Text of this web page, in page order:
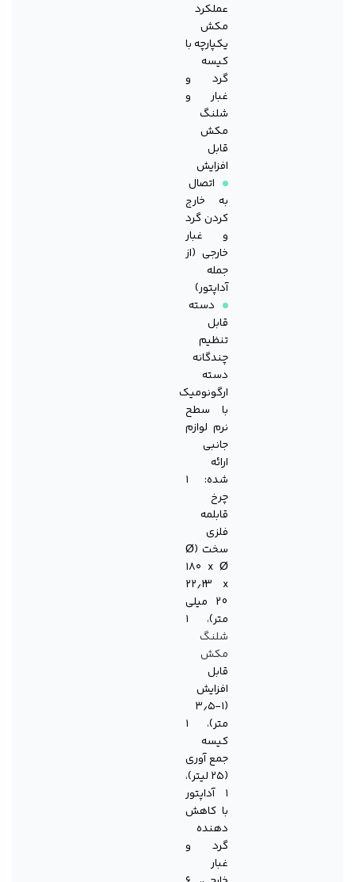
عملکرد
مکش
یکپارچه با
کیسه
گرد و
غبار و
شلنگ
مکش
قابل
افزایش
اتصال
به خارج
کردن گرد
و غبار
خارجی (از
جمله
آداپتور)
دسته
قابل
تنظیم
چندگانه
دسته
ارگونومیک
با سطح
نرم لوازم
جانبی
ارائه
شده: ۱
چرخ
قابلمه
فلزی
سخت (Ø
۱۸۰ x Ø
۲۲٫۲۳ x
20 میلی
متر)، ۱
شلنگ
مکش
قابل
افزایش
(۱-۳٫۵
متر)، ۱
کیسه
جمع آوری
(۲۵ لیتر)،
۱ آداپتور
با کاهش
دهنده
گرد و
غبار